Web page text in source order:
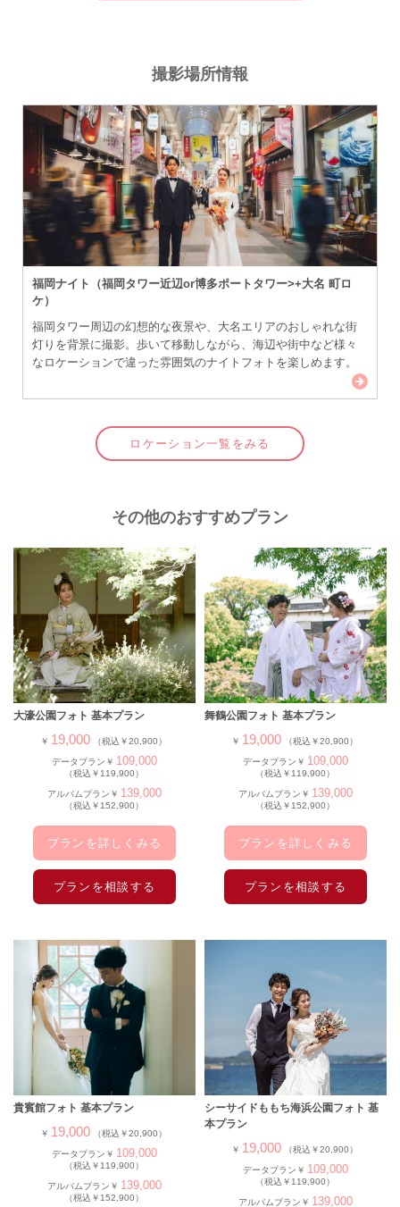
撮影場所情報
福岡ナイト（福岡タワー近辺or博多ポートタワー>+大名 町ロ
ケ）
福岡タワー周辺の幻想的な夜景や、大名エリアのおしゃれな街
灯りを背景に撮影。歩いて移動しながら、海辺や街中など様々
なロケーションで違った雰囲気のナイトフォトを楽しめます。
ロケーション一覧をみる
その他のおすすめプラン
大濠公園フォト 基本プラン
￥ 19,000 （税込￥20,900）
データプラン￥ 109,000
（税込￥119,900）
アルバムプラン￥ 139,000
（税込￥152,900）
プランを詳しくみる
プランを相談する
舞鶴公園フォト 基本プラン
￥ 19,000 （税込￥20,900）
データプラン￥ 109,000
（税込￥119,900）
アルバムプラン￥ 139,000
（税込￥152,900）
プランを詳しくみる
プランを相談する
貴賓館フォト 基本プラン
￥ 19,000 （税込￥20,900）
データプラン￥ 109,000
（税込￥119,900）
アルバムプラン￥ 139,000
（税込￥152,900）
シーサイドももち海浜公園フォト 基
本プラン
￥ 19,000 （税込￥20,900）
データプラン￥ 109,000
（税込￥119,900）
アルバムプラン￥ 139,000